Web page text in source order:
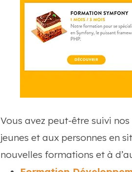
Vous avez peut-être suivi
jeunes et aux personnes en
nouvelles formations et à